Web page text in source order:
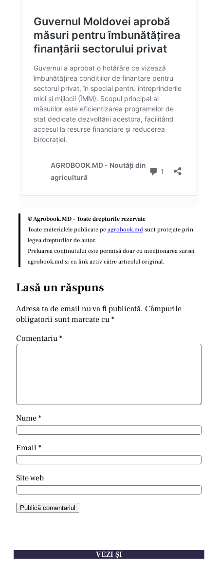
© Agrobook.MD – Toate drepturile rezervate
Toate materialele publicate peagrobook.mdsunt protejate prin
legea drepturilor de autor.
Preluarea conținutului este permisă doar cu menționarea sursei
agrobook.md și cu link activ către articolul original.
Lasă un răspuns
Adresa ta de email nu va fi publicată. Câmpurile
obligatorii sunt marcate cu*
Comentariu*
Nume*
Email *
Site web
VEZI ȘI